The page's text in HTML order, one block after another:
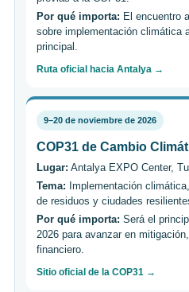
Por qué importa: El encuentro
sobre implementación climática
principal.
Ruta oficial hacia Antalya →
9–20 de noviembre de 2026
COP31 de Cambio
Lugar: Antalya EXPO Center,
Tema: Implementación
de residuos y ciudades
Por qué importa: Será el
2026 para avanzar en
financiero.
Sitio oficial de la COP31 →